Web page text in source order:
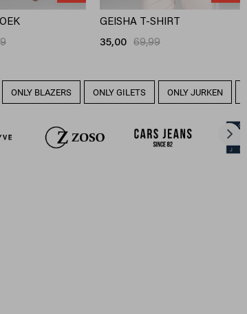
GEISHA T-SHIRT
35,00 69,99
ONLY BLAZERS ONLY GILETS ONLY JURKEN